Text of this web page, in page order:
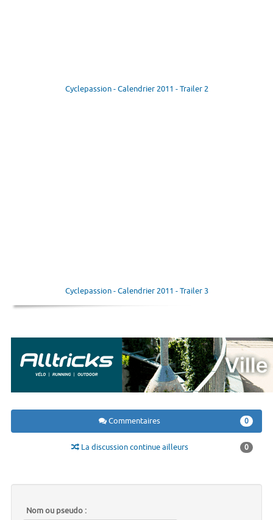
Cyclepassion - Calendrier 2011 - Trailer 2
Cyclepassion - Calendrier 2011 - Trailer 3
Commentaires 0
La discussion continue ailleurs 0
Nom ou pseudo :